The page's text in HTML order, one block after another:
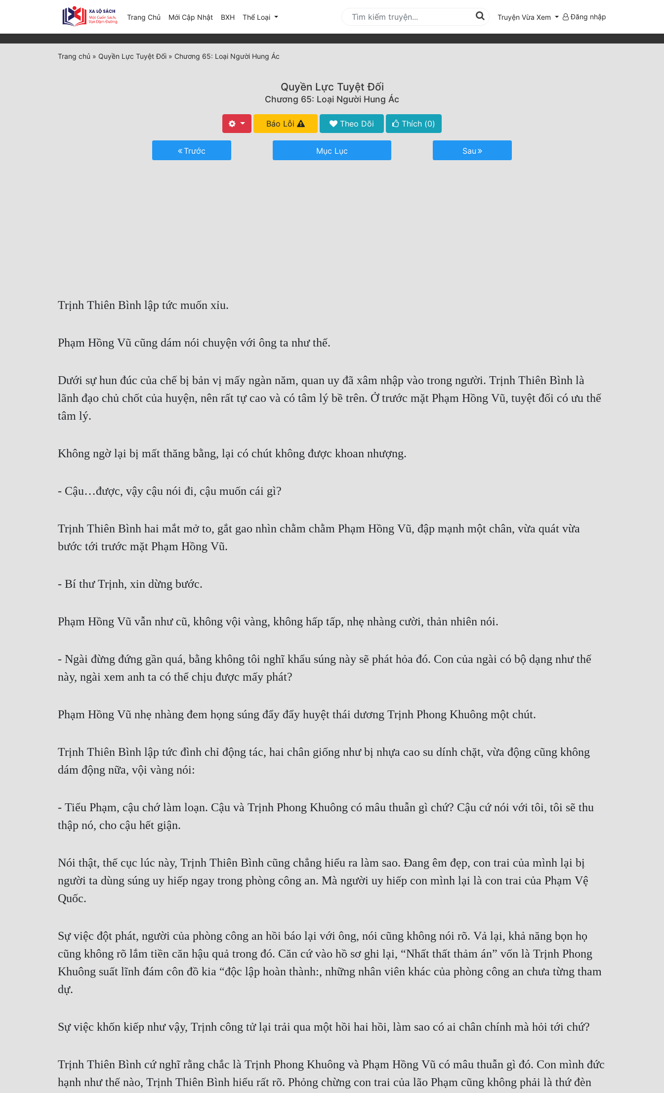
Trang Chủ Mới Cập Nhật(current)
BXH Thể Loại Truyện Vừa Xem Đăng nhập
Trang chủ » Quyền Lực Tuyệt Đối » Chương 65: Loại Người Hung Ác
Quyền Lực Tuyệt Đối
Chương 65: Loại Người Hung Ác
Báo Lỗi Theo Dõi Thích (0)
Trước Mục Lục Sau
Trịnh Thiên Bình lập tức muốn xỉu.
Phạm Hồng Vũ cũng dám nói chuyện với ông ta như thế.
Dưới sự hun đúc của chế bị bản vị mấy ngàn năm, quan uy đã xâm nhập vào trong người. Trịnh Thiên Bình là
lãnh đạo chủ chốt của huyện, nên rất tự cao và có tâm lý bề trên. Ở trước mặt Phạm Hồng Vũ, tuyệt đối có ưu thế
tâm lý.
Không ngờ lại bị mất thăng bằng, lại có chút không được khoan nhượng.
- Cậu…được, vậy cậu nói đi, cậu muốn cái gì?
Trịnh Thiên Bình hai mắt mở to, gắt gao nhìn chằm chằm Phạm Hồng Vũ, đập mạnh một chân, vừa quát vừa
bước tới trước mặt Phạm Hồng Vũ.
- Bí thư Trịnh, xin dừng bước.
Phạm Hồng Vũ vẫn như cũ, không vội vàng, không hấp tấp, nhẹ nhàng cười, thản nhiên nói.
- Ngài đừng đứng gần quá, bằng không tôi nghĩ khẩu súng này sẽ phát hỏa đó. Con của ngài có bộ dạng như thế
này, ngài xem anh ta có thể chịu được mấy phát?
Phạm Hồng Vũ nhẹ nhàng đem họng súng đẩy đẩy huyệt thái dương Trịnh Phong Khuông một chút.
Trịnh Thiên Bình lập tức đình chỉ động tác, hai chân giống như bị nhựa cao su dính chặt, vừa động cũng không
dám động nữa, vội vàng nói:
- Tiểu Phạm, cậu chớ làm loạn. Cậu và Trịnh Phong Khuông có mâu thuẫn gì chứ? Cậu cứ nói với tôi, tôi sẽ thu
thập nó, cho cậu hết giận.
Nói thật, thế cục lúc này, Trịnh Thiên Bình cũng chẳng hiểu ra làm sao. Đang êm đẹp, con trai của mình lại bị
người ta dùng súng uy hiếp ngay trong phòng công an. Mà người uy hiếp con mình lại là con trai của Phạm Vệ
Quốc.
Sự việc đột phát, người của phòng công an hồi báo lại với ông, nói cũng không nói rõ. Vả lại, khả năng bọn họ
cũng không rõ lắm tiền căn hậu quả trong đó. Căn cứ vào hồ sơ ghi lại, “Nhất thất thảm án” vốn là Trịnh Phong
Khuông suất lĩnh đám côn đồ kia “độc lập hoàn thành:, những nhân viên khác của phòng công an chưa từng tham
dự.
Sự việc khốn kiếp như vậy, Trịnh công tử lại trải qua một hồi hai hồi, làm sao có ai chân chính mà hỏi tới chứ?
Trịnh Thiên Bình cứ nghĩ rằng chắc là Trịnh Phong Khuông và Phạm Hồng Vũ có mâu thuẫn gì đó. Con mình đức
hạnh như thế nào, Trịnh Thiên Bình hiểu rất rõ. Phỏng chừng con trai của lão Phạm cũng không phải là thứ đèn